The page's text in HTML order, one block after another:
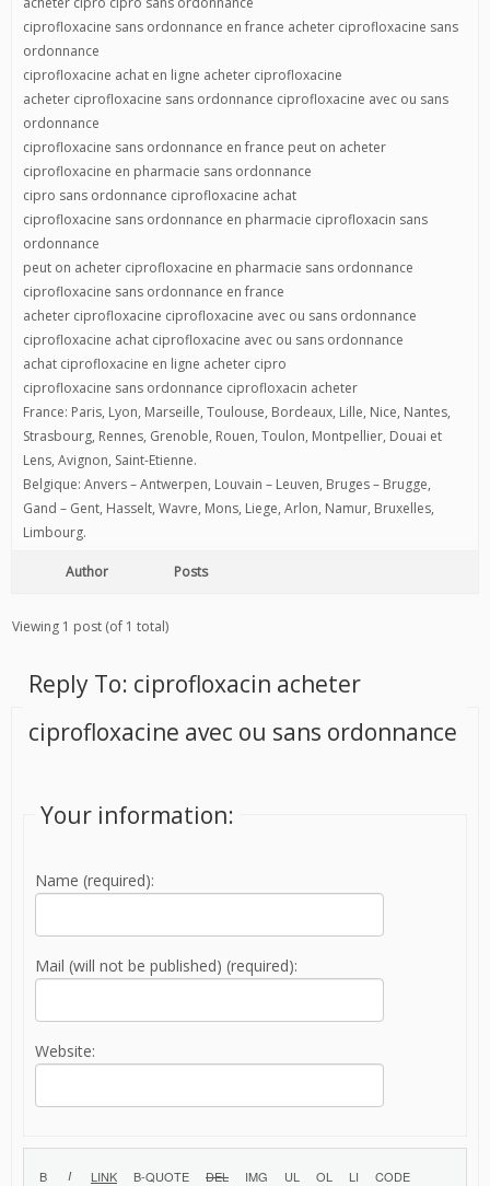
ciprofloxacine sans ordonnance en france acheter ciprofloxacine sans
ordonnance
ciprofloxacine achat en ligne acheter ciprofloxacine
acheter ciprofloxacine sans ordonnance ciprofloxacine avec ou sans
ordonnance
ciprofloxacine sans ordonnance en france peut on acheter
ciprofloxacine en pharmacie sans ordonnance
cipro sans ordonnance ciprofloxacine achat
ciprofloxacine sans ordonnance en pharmacie ciprofloxacin sans
ordonnance
peut on acheter ciprofloxacine en pharmacie sans ordonnance
ciprofloxacine sans ordonnance en france
acheter ciprofloxacine ciprofloxacine avec ou sans ordonnance
ciprofloxacine achat ciprofloxacine avec ou sans ordonnance
achat ciprofloxacine en ligne acheter cipro
ciprofloxacine sans ordonnance ciprofloxacin acheter
France: Paris, Lyon, Marseille, Toulouse, Bordeaux, Lille, Nice, Nantes,
Strasbourg, Rennes, Grenoble, Rouen, Toulon, Montpellier, Douai et
Lens, Avignon, Saint-Etienne.
Belgique: Anvers – Antwerpen, Louvain – Leuven, Bruges – Brugge,
Gand – Gent, Hasselt, Wavre, Mons, Liege, Arlon, Namur, Bruxelles,
Limbourg.
Author Posts
Viewing 1 post (of 1 total)
Reply To: ciprofloxacin acheter
ciprofloxacine avec ou sans ordonnance
Your information:
Name (required):
Mail (will not be published) (required):
Website: